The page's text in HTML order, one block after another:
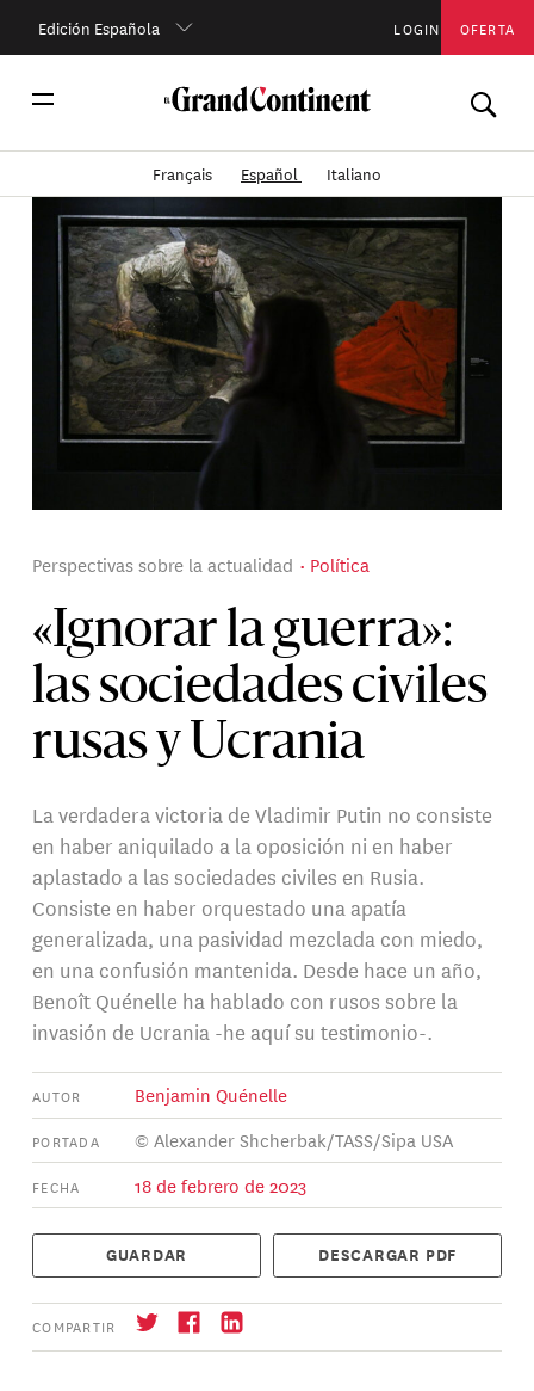
Edición Española LOGIN OFERTA
Français Español Italiano
«Ignorar la guerra»:
las sociedades civiles
rusas y Ucrania
Perspectivas sobre la actualidad Política
La verdadera victoria de Vladimir Putin no consiste
en haber aniquilado a la oposición ni en haber
aplastado a las sociedades civiles en Rusia.
Consiste en haber orquestado una apatía
generalizada, una pasividad mezclada con miedo,
en una confusión mantenida. Desde hace un año,
Benoît Quénelle ha hablado con rusos sobre la
invasión de Ucrania -he aquí su testimonio-.
AUTOR Benjamin Quénelle
PORTADA © Alexander Shcherbak/TASS/Sipa USA
FECHA 18 de febrero de 2023
GUARDAR DESCARGAR PDF
COMPARTIR